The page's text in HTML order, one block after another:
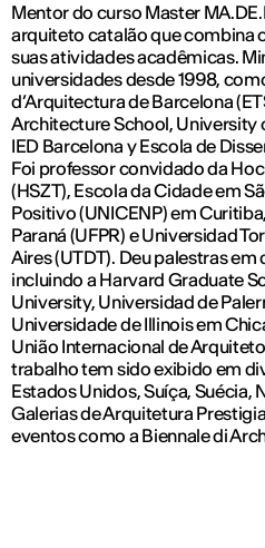
Mentor do curso Master
arquiteto catalão que combina
suas atividades acadêmicas.
universidades desde 1998,
d’Arquitectura de Barcelona
Architecture School, University
IED Barcelona y Escola de
Foi professor convidado da
(HSZT), Escola da Cidade em
Positivo (UNICENP) em
Paraná (UFPR) e Universidad
Aires (UTDT). Deu palestras
incluindo a Harvard Graduate
University, Universidad de
Universidade de Illinois em
União Internacional de
trabalho tem sido exibido em
Estados Unidos, Suíça, Suécia,
Galerias de Arquitetura
eventos como a Biennale di